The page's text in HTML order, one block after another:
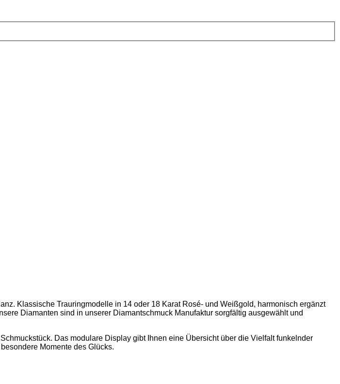
Klassische Trauringmodelle in 14 oder 18 Karat Rosé- und Weißgold, harmonisch ergänzt
Diamanten sind in unserer Diamantschmuck Manufaktur sorgfältig ausgewählt und
Das modulare Display gibt Ihnen eine Übersicht über die Vielfalt funkelnder
Momente des Glücks.